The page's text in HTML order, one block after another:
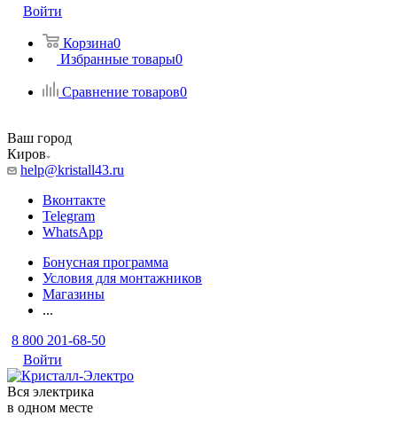
Войти
Корзина0
Избранные товары0
Сравнение товаров0
Ваш город
Киров
help@kristall43.ru
Вконтакте
Telegram
WhatsApp
Бонусная программа
Условия для монтажников
Магазины
...
8 800 201-68-50
Войти
Вся электрика
в одном месте